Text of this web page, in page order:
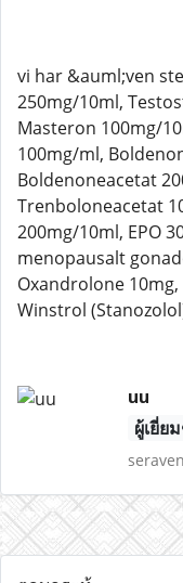
vi har &auml;ven
250mg/10ml,
Masteron 100mg/
100mg/ml,
Boldenoneacetat
Trenboloneacetat
200mg/10ml, EPO
menopausalt
Oxandrolone
Winstrol
uu
ผู้เยี่ย